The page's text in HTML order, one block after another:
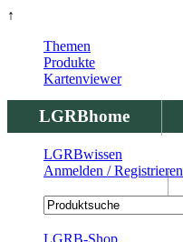
↑
LGRBhome
LGRBbohrungen
Themen
Produkte
Kartenviewer
LGRBwissen
Anmelden / Registrieren
LGRB-Shop